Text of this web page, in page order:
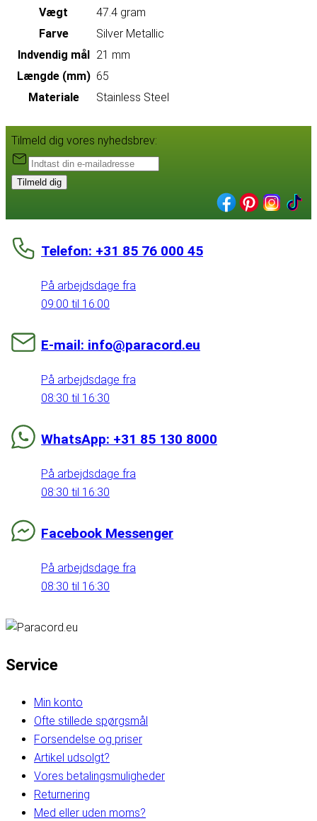
Vægt
47.4 gram
Farve
Silver Metallic
Indvendig mål 21 mm
Længde (mm) 65
Materiale
Stainless Steel
Tilmeld dig vores nyhedsbrev:
Tilmeld dig
Telefon: +31 85 76 000 45
På arbejdsdage fra
09:00 til 16:00
E-mail: info@paracord.eu
På arbejdsdage fra
08:30 til 16:30
WhatsApp: +31 85 130 8000
På arbejdsdage fra
08:30 til 16:30
Facebook Messenger
På arbejdsdage fra
08:30 til 16:30
Service
Min konto
Ofte stillede spørgsmål
Forsendelse og priser
Artikel udsolgt?
Vores betalingsmuligheder
Returnering
Med eller uden moms?